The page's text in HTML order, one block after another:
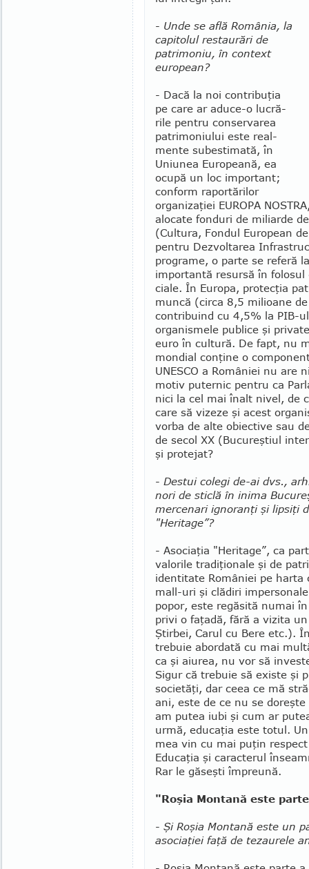
- Unde se află România, la
capitolul restaurări de
patrimoniu, în context
european?
- Dacă la noi contribuţia
pe care ar aduce-o lucră­
rile pentru conservarea
patrimoniului este real­
mente subestimată, în
Uniunea Europeană, ea
ocupă un loc important;
conform raportărilor
organizaţiei EUROPA
alocate fonduri de miliarde
(Cultura, Fondul European
pentru Dezvoltarea
programe, o parte se referă
importantă resursă în
ciale. În Europa, protecţia
muncă (circa 8,5 milioane
contribuind cu 4,5% la PIB-
organismele publice şi
euro în cultură. De fapt, nu
mondial conţine o
UNESCO a României nu are
motiv puternic pentru ca
nici la cel mai înalt nivel, de
care să vizeze şi acest
vorba de alte obiective sau
de secol XX (Bucureştiul
şi protejat?
- Destui colegi de-ai dvs.,
nori de sticlă în inima
mercenari ignoranţi şi lip­siţi
"He­ritage”?
- Asociaţia "Heritage”, ca
valorile tradiţionale şi de
identitate României pe
mall-uri şi clădiri
popor, este regăsită numai
privi o faţadă, fără a vizita
Ştirbei, Carul cu Bere etc.).
trebuie abordată cu mai
ca şi aiurea, nu vor să
Sigur că trebuie să existe şi
societăţi, dar ceea ce mă
ani, este de ce nu se
am putea iubi şi cum ar
urmă, edu­caţia este totul.
mea vin cu mai puţin
Educaţia şi caracterul
Rar le găseşti împreună.
"Roşia Montană este
- Şi Roşia Montană este un
asociaţiei faţă de tezaurele